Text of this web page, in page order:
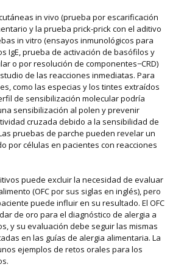
in vivo (prueba por escarificación
y la prueba prick-prick con el aditivo
in vitro (ensayos inmunológicos para
IgE, prueba de activación de basófilos y
o por resolución de componentes−CRD)
de las reacciones inmediatas. Para
como las especias y los tintes extraídos
de sensibilización molecular podría
sensibilización al polen y prevenir
cruzada debido a la sensibilidad de
pruebas de parche pueden revelar un
por células en pacientes con reacciones
puede excluir la necesidad de evaluar
(OFC por sus siglas en inglés), pero
puede influir en su resultado. El OFC
de oro para el diagnóstico de alergia a
y su evaluación debe seguir las mismas
en las guías de alergia alimentaria. La
ejemplos de retos orales para los